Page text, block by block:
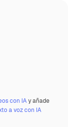
con IAy añade
a voz con IA